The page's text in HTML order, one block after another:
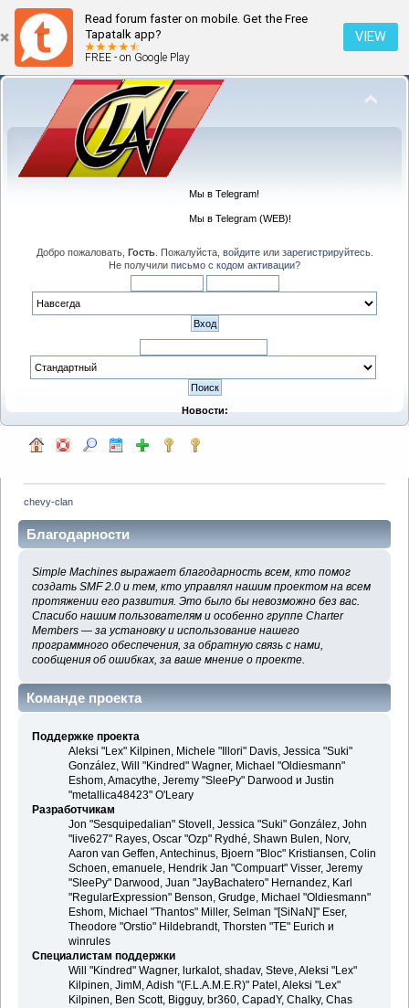
Read forum faster on mobile. Get the Free
Tapatalk app?
FREE - on Google Play
VIEW
Мы в Telegram!
Мы в Telegram (WEB)!
Добро пожаловать, Гость. Пожалуйста, войдитеили зарегистрируйтесь.
Не получили письмо с кодом активации?
Новости:
chevy-clan
Благодарности
Simple Machines выражает благодарность всем, кто помог
создать SMF 2.0 и тем, кто управлял нашим проектом на всем
протяжении его развития. Это было бы невозможно без вас.
Спасибо нашим пользователям и особенно группе Charter
Members — за установку и использование нашего
программного обеспечения, за обратную связь с нами,
сообщения об ошибках, за ваше мнение о проекте.
Команде проекта
Поддержке проекта
Aleksi "Lex" Kilpinen, Michele "Illori" Davis, Jessica "Suki"
González, Will "Kindred" Wagner, Michael "Oldiesmann"
Eshom, Amacythe, Jeremy "SleePy" Darwood и Justin
"metallica48423" O'Leary
Разработчикам
Jon "Sesquipedalian" Stovell, Jessica "Suki" González, John
"live627" Rayes, Oscar "Ozp" Rydhé, Shawn Bulen, Norv,
Aaron van Geffen, Antechinus, Bjoern "Bloc" Kristiansen, Colin
Schoen, emanuele, Hendrik Jan "Compuart" Visser, Jeremy
"SleePy" Darwood, Juan "JayBachatero" Hernandez, Karl
"RegularExpression" Benson, Grudge, Michael "Oldiesmann"
Eshom, Michael "Thantos" Miller, Selman "[SiNaN]" Eser,
Theodore "Orstio" Hildebrandt, Thorsten "TE" Eurich и
winrules
Специалистам поддержки
Will "Kindred" Wagner, lurkalot, shadav, Steve, Aleksi "Lex"
Kilpinen, JimM, Adish "(F.L.A.M.E.R)" Patel, Aleksi "Lex"
Kilpinen, Ben Scott, Bigguy, br360, CapadY, Chalky, Chas